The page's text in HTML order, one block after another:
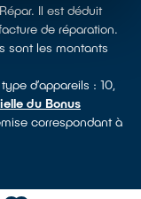
Il est déduit
de réparation.
sont les montants
d’appareils : 10,
du Bonus
correspondant à